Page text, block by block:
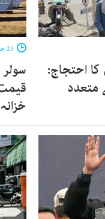
کا احتجاج:
متعدد
خزانہ